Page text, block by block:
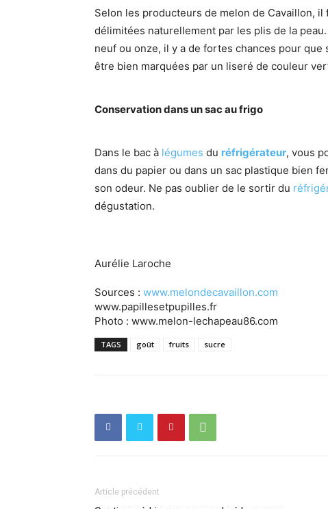
Selon les producteurs de melon de Cavaillon,
délimitées naturellement par les plis de la
neuf ou onze, il y a de fortes chances pour
être bien marquées par un liseré de couleur
Conservation dans un sac au frigo
Dans le bac à légumes du réfrigérateur, vous
dans du papier ou dans un sac plastique bien
son odeur. Ne pas oublier de le sortir du
dégustation.
Aurélie Laroche
Sources : www.melondecavaillon.com
www.papillesetpupilles.fr
Photo : www.melon-lechapeau86.com
TAGS goût fruits sucre
Article précédent